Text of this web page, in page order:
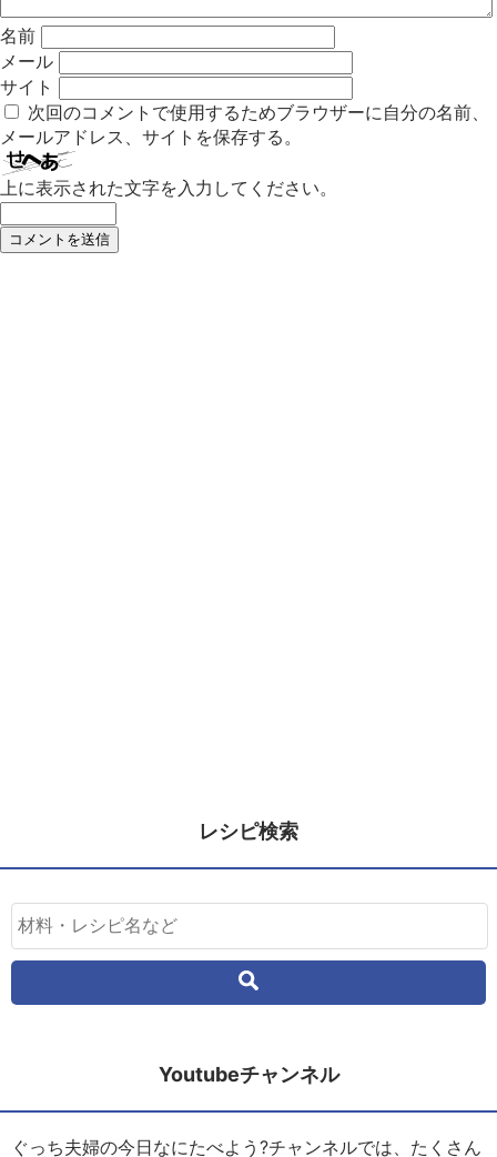
名前
メール
サイト
次回のコメントで使用するためブラウザーに自分の名前、
メールアドレス、サイトを保存する。
上に表示された文字を入力してください。
レシピ検索
Youtubeチャンネル
ぐっち夫婦の今日なにたべよう?チャンネルでは、たくさん